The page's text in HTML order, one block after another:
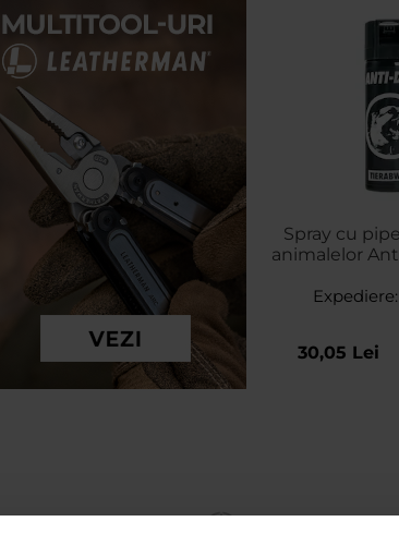
Spray cu
animalelor
Expediere:
30,05 Lei